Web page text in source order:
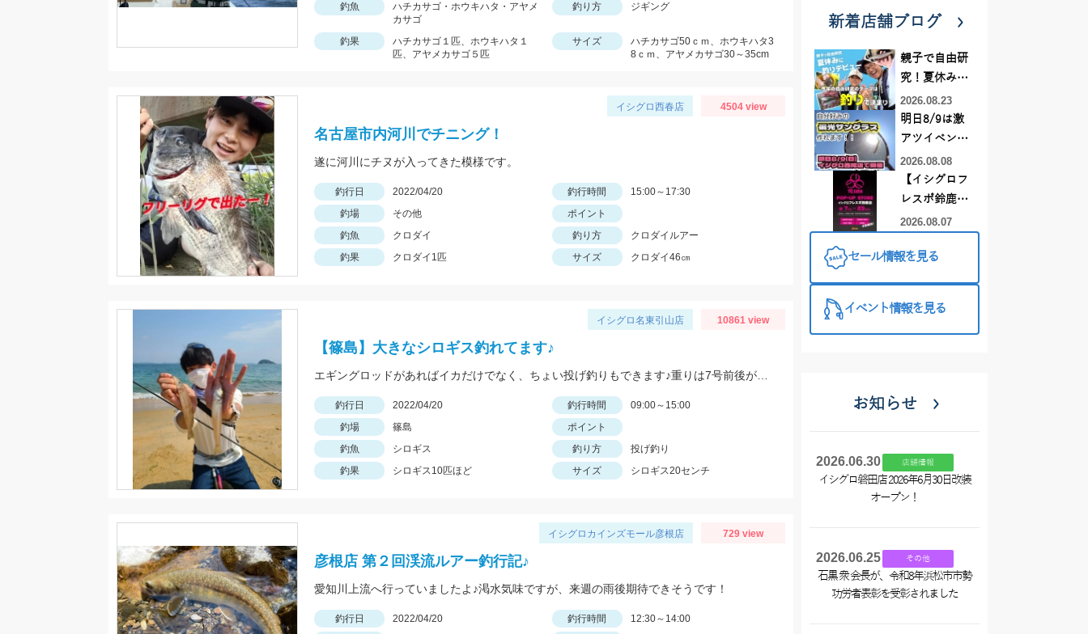
釣魚
ハチカサゴ・ホウキハタ・アヤメ
カサゴ
釣り方 ジギング
釣果
ハチカサゴ１匹、ホウキハタ１
匹、アヤメカサゴ５匹
サイズ
ハチカサゴ50ｃｍ、ホウキハタ3
8ｃｍ、アヤメカサゴ30～35cm
イシグロ西春店 4504 view
名古屋市内河川でチニング！
遂に河川にチヌが入ってきた模様です。
釣行日 2022/04/20 釣行時間
15:00～17:30
釣場
その他
ポイント
釣魚
クロダイ 釣り方
クロダイルアー
釣果
クロダイ1匹 サイズ クロダイ46㎝
イシグロ名東引山店 10861 view
【篠島】大きなシロギス釣れてます♪
釣行日 2022/04/20 釣行時間
09:00～15:00
釣場
篠島
ポイント
釣魚
シロギス 釣り方
投げ釣り
釣果
シロギス10匹ほど サイズ シロギス20センチ
イシグロカインズモール彦根店 729 view
彦根店 第２回渓流ルアー釣行記♪
愛知川上流へ行っていましたよ♪渇水気味ですが、来週の雨後期待できそうです！
釣行日 2022/04/20 釣行時間
12:30～14:00
新着店舗ブログ
親子で自由研
究！夏休みに
釣りデビュー
2026.08.23
明日8/9は激
アツイベント
日！！！～オ
ーダー偏光グ
ラス受注会～
2026.08.08
【イシグロフ
レスポ鈴鹿
店】2026年夏
UP STORE開
2026.08.07
セール情報を見る
イベント情報を見る
お知らせ
2026.06.30 店舗情報
イシグロ磐田店 2026年6月30日改装
オープン！
2026.06.25 その他
石黒 衆 会長が、令和8年浜松市市勢
功労者表彰を受彰されました